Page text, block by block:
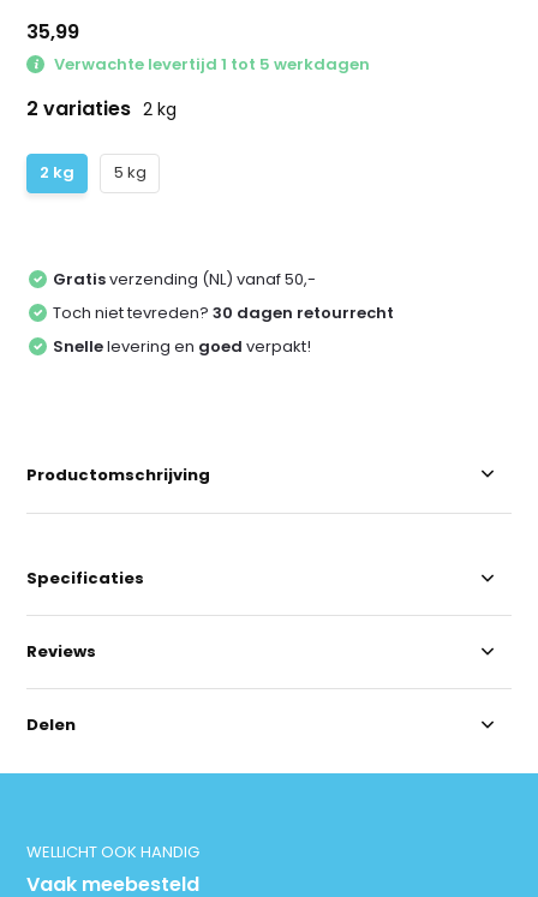
35,99
Verwachte levertijd 1 tot 5 werkdagen
2 variaties 2 kg
2 kg 5 kg
Gratisverzending (NL) vanaf 50,-
Toch niet tevreden?30 dagen retourrecht
Snellelevering en goed verpakt!
Productomschrijving
Specificaties
Reviews
Delen
WELLICHT OOK HANDIG
Vaak meebesteld